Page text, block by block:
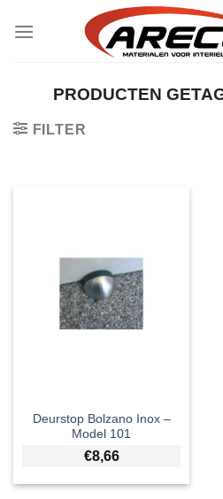
naar
PRODUCTEN
FILTER
Deurstop Bolzano Inox –
Model 101
€8,66